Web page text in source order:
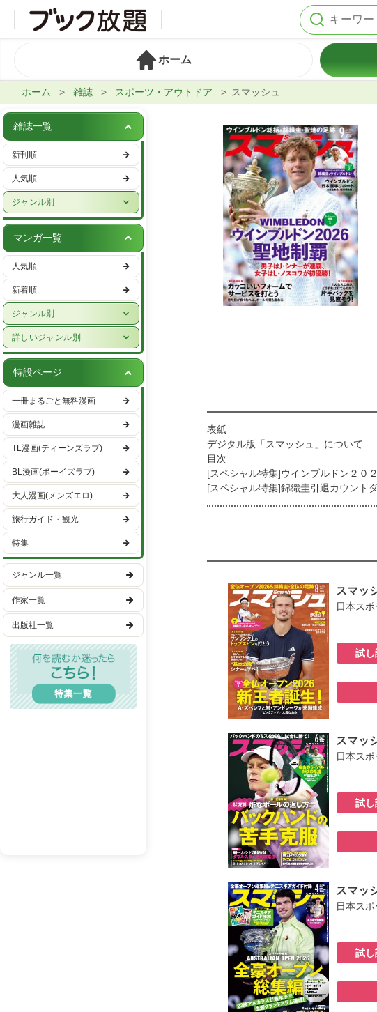
ホーム
ホーム 雑誌 スポーツ・アウトドア スマッシュ
雑誌一覧
新刊順
人気順
ジャンル別
週刊誌
ビジネス・IT・マネー
女性ファッション・美容
女性ライフスタイル・健康
グルメ・レシピ
車・バイク
趣味・エンタメ
スポーツ・アウトドア
男性ライフスタイル
国内旅行
海外旅行
マンガ一覧
人気順
新着順
ジャンル別
少年漫画
青年漫画
女性漫画
詳しいジャンル別
ハーレクイン
ヒューマンドラマ
バトル・アクション
ファンタジー・SF
異世界・転生
ミステリー・サスペンス
ホラー
日常
学園
ギャグ・コメディー
スポーツ
歴史・時代
TL(ティーンズラブ)
レディコミ
特設ページ
一冊まるごと無料漫画
漫画雑誌
TL漫画(ティーンズラブ)
BL漫画(ボーイズラブ)
大人漫画(メンズエロ)
旅行ガイド・観光
特集
ジャンル一覧
作家一覧
出版社一覧
表紙
デジタル版「スマッシュ」について
目次
[スペシャル特集]ウインブルドン２
[スペシャル特集]錦織圭引退カウン
テニスに役立つアスリートの言葉
伊達公子のStep forward
SMASH PHOTO GALLERY
プロの観戦眼 アレクサンダー・ズべ
次号予告
スマッ
日本ス
試
スマッ
日本ス
試
スマッ
日本ス
試